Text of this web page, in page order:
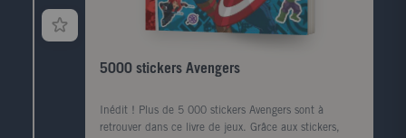
5000 stickers Avengers
Inédit ! Plus de 5 000 stickers Avengers sont à
retrouver dans ce livre de jeux. Grâce aux stickers,